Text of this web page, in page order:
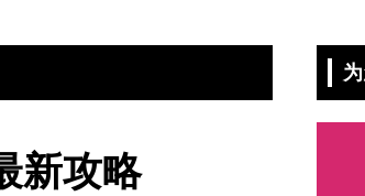
新攻略